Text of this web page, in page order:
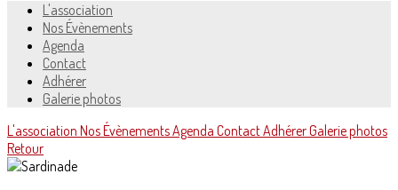
L'association
Nos Évènements
Agenda
Contact
Adhérer
Galerie photos
L'association Nos ÉvènementsAgenda ContactAdhérerGalerie photos
Retour